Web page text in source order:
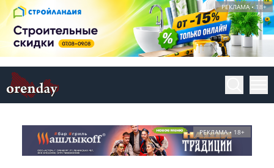
РЕКЛАМА • 18+
РЕКЛАМА • 18+